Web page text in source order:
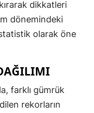
dikkatleri
dönemindeki
olarak öne
farklı gümrük
rekorların